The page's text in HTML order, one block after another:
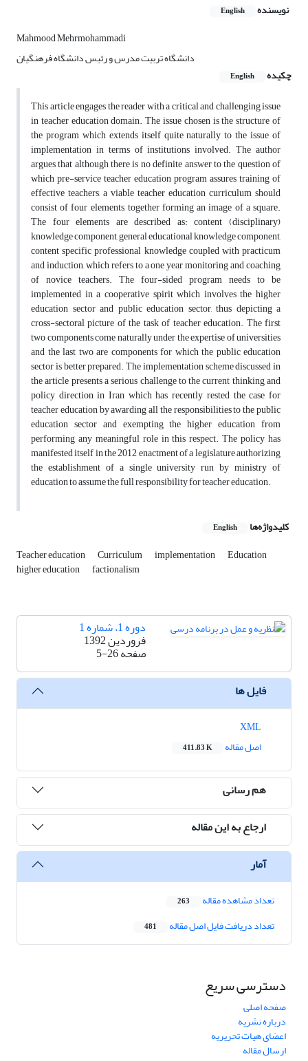
نویسنده English
Mahmood Mehrmohammadi
دانشگاه تربیت مدرس و رئیس دانشگاه فرهنگیان
چکیده
English
This article engages the reader with a critical and challenging issue
in teacher education domain. The issue chosen is the structure of
the program which extends itself quite naturally to the issue of
implementation in terms of institutions involved. The author
argues that although there is no definite answer to the question of
which pre-service teacher education program assures training of
effective teachers, a viable teacher education curriculum should
consist of four elements, together forming an image of a square.
The four elements are described as: content (disciplinary)
knowledge component, general educational knowledge component,
content specific professional knowledge coupled with practicum
and induction, which refers to a one year monitoring and coaching
of novice teachers. The four-sided program needs to be
implemented in a cooperative spirit which involves the higher
education sector and public education sector, thus depicting a
cross-sectoral picture of the task of teacher education. The first
two components come naturally under the expertise of universities
and the last two are components for which the public education
sector is better prepared. The implementation scheme discussed in
the article presents a serious challenge to the current thinking and
policy direction in Iran which has recently rested the case for
teacher education by awarding all the responsibilities to the public
education sector and exempting the higher education from
performing any meaningful role in this respect. The policy has
manifested itself in the 2012 enactment of a legislature authorizing
the establishment of a single university run by ministry of
education to assume the full responsibility for teacher education.
کلیدواژه‌ها English
Teacher education Curriculum implementation Education
higher education factionalism
دوره 1، شماره 1
فروردین 1392
صفحه5-26
فایل ها
اصل مقاله
411.83 K
هم رسانی
ارجاع به این مقاله
آمار
تعداد مشاهده مقاله 263
تعداد دریافت فایل اصل مقاله 481
دسترسی سریع
صفحه اصلی
درباره نشریه
اعضای هیات تحریریه
ارسال مقاله